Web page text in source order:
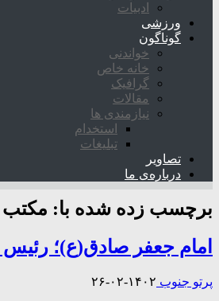
ادبیات
ورزشی
گوناگون
خواندنی
خانه خاص
گرافیک
مقالات
نیازمندی ها
استخدام
تبلیغات
تصاویر
درباره‌ی ما
برچسب زده شده با: مکتب
امام جعفر صادق(ع)؛
پرتو جنوب ۱۴۰۲-۰۲-۲۶